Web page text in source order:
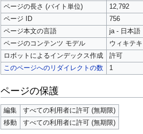
ョ
ン
に
移
動
ページの長さ (バイト単位)
12,792
ページ ID
756
ページ本文の言語
ja - 日本語
ページのコンテンツ モデル
ウィキテ
ロボットによるインデックス作成
許可
このページへのリダイレクトの数
1
ページの保護
編集
すべての利用者に許可 (無期限)
移動
すべての利用者に許可 (無期限)